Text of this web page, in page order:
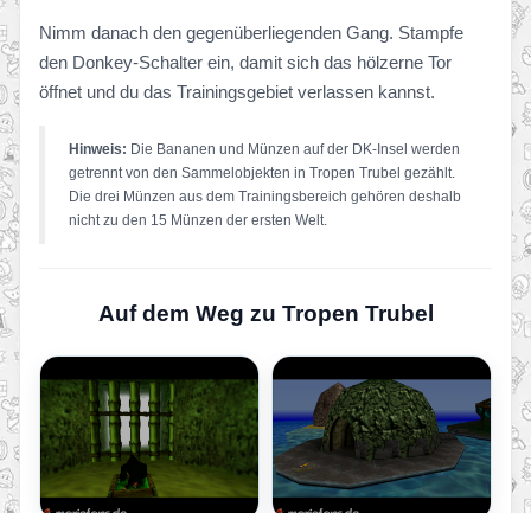
Nimm danach den gegenüberliegenden Gang. Stampfe
den Donkey-Schalter ein, damit sich das hölzerne Tor
öffnet und du das Trainingsgebiet verlassen kannst.
Hinweis: Die Bananen und Münzen auf der DK-Insel werden
getrennt von den Sammelobjekten in Tropen Trubel gezählt.
Die drei Münzen aus dem Trainingsbereich gehören deshalb
nicht zu den 15 Münzen der ersten Welt.
Auf dem Weg zu Tropen Trubel